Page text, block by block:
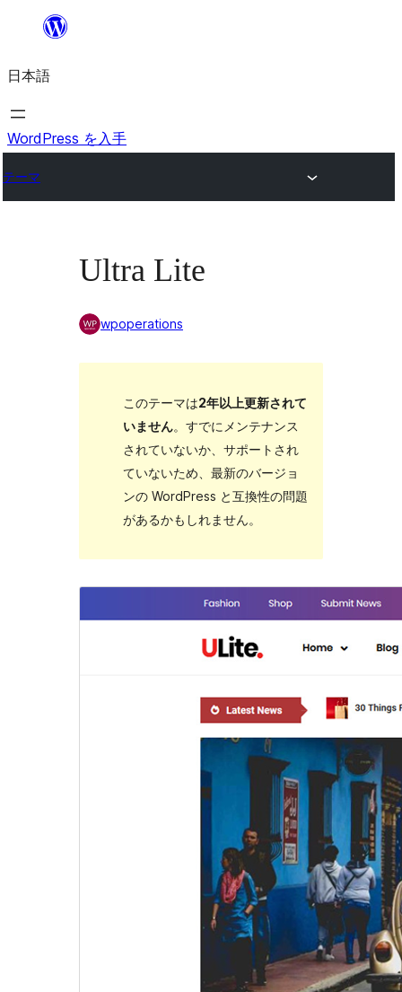
を
ス
キ
プ
日本語
WordPress を入手
テーマ
Ultra Lite
wpoperations
このテーマは2年以上更新されて
いません。すでにメンテナンス
されていないか、サポートされ
ていないため、最新のバージョ
ンの WordPress と互換性の問題
があるかもしれません。